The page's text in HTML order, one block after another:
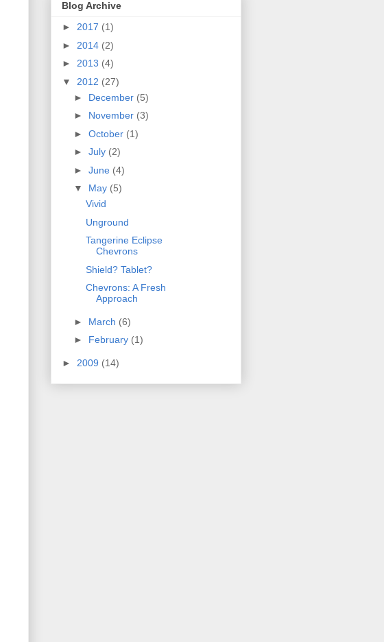
Blog Archive
► 2017 (1)
► 2014 (2)
► 2013 (4)
▼ 2012 (27)
► December (5)
► November (3)
► October (1)
► July (2)
► June (4)
▼ May (5)
Vivid
Unground
Tangerine Eclipse
Chevrons
Shield? Tablet?
Chevrons: A Fresh
Approach
► March (6)
► February (1)
► 2009 (14)